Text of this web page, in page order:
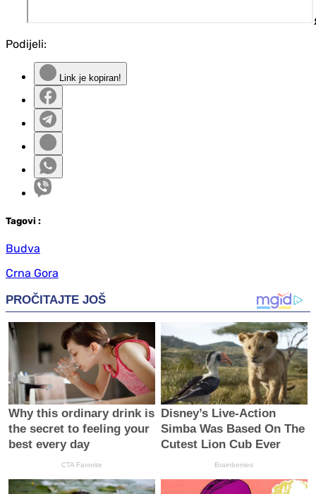
Podijeli:
Link je kopiran!
Tagovi :
Budva
Crna Gora